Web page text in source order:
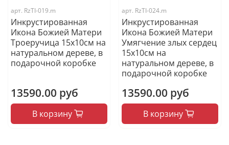
арт. RzTI-019.m
Инкрустированная
Икона Божией Матери
Троеручица 15х10см на
натуральном дереве, в
подарочной коробке
13590.00 руб
В корзину
арт. RzTI-024.m
Инкрустированная
Икона Божией Матери
Умягчение злых сердец
15х10см на
натуральном дереве, в
подарочной коробке
13590.00 руб
В корзину